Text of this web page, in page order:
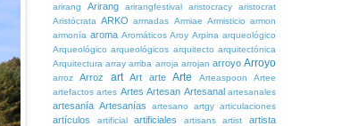
arirang
Arirang arirangfestival aristocracy
aristocrat
Aristócrata ARKO armadas Armiae Armisticio armon
armonía aroma Aromáticos Aroy Arpina arqueológico
Arqueológico arqueológicos arquitecto arquitectónica
Arquitectura array arriba arroja arrojan arroyo Arroyo
arroz Arroz art Art arte Arte Arteaspoon
Artee
artefactos artes Artes Artesan Artesanal artesanales
artesanía Artesanías artesano artgy articulaciones
artículos artificial artificiales artisans artist
artista